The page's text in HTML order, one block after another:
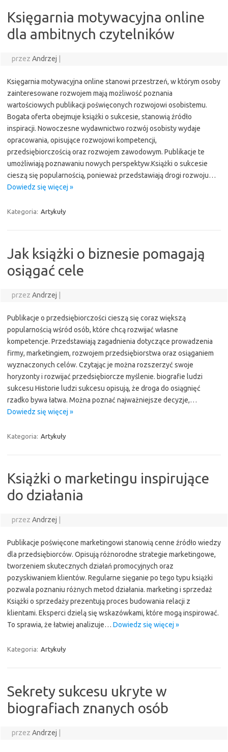
Księgarnia motywacyjna online
dla ambitnych czytelników
przez Andrzej
Księgarnia motywacyjna online stanowi przestrzeń, w którym osoby
zainteresowane rozwojem mają możliwość poznania
wartościowych publikacji poświęconych rozwojowi osobistemu.
Bogata oferta obejmuje książki o sukcesie, stanowią źródło
inspiracji. Nowoczesne wydawnictwo rozwój osobisty wydaje
opracowania, opisujące rozwojowi kompetencji,
przedsiębiorczością oraz rozwojem zawodowym. Publikacje te
umożliwiają poznawaniu nowych perspektyw.Książki o sukcesie
cieszą się popularnością, ponieważ przedstawiają drogi rozwoju…
Dowiedz się więcej »
Kategoria: Artykuły
Jak książki o biznesie pomagają
osiągać cele
przez Andrzej
Publikacje o przedsiębiorczości cieszą się coraz większą
popularnością wśród osób, które chcą rozwijać własne
kompetencje. Przedstawiają zagadnienia dotyczące prowadzenia
firmy, marketingiem, rozwojem przedsiębiorstwa oraz osiąganiem
wyznaczonych celów. Czytając je można rozszerzyć swoje
horyzonty i rozwijać przedsiębiorcze myślenie. biografie ludzi
sukcesu Historie ludzi sukcesu opisują, że droga do osiągnięć
rzadko bywa łatwa. Można poznać najważniejsze decyzje,…
Dowiedz się więcej »
Kategoria: Artykuły
Książki o marketingu inspirujące
do działania
przez Andrzej
Publikacje poświęcone marketingowi stanowią cenne źródło wiedzy
dla przedsiębiorców. Opisują różnorodne strategie marketingowe,
tworzeniem skutecznych działań promocyjnych oraz
pozyskiwaniem klientów. Regularne sięganie po tego typu książki
pozwala poznaniu różnych metod działania. marketing i sprzedaż
Książki o sprzedaży prezentują proces budowania relacji z
klientami. Eksperci dzielą się wskazówkami, które mogą inspirować.
To sprawia, że łatwiej analizuje… Dowiedz się więcej »
Kategoria: Artykuły
Sekrety sukcesu ukryte w
biografiach znanych osób
przez Andrzej